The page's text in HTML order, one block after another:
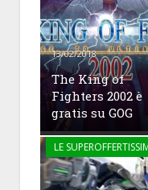
13/02/2018
The King of
Fighters 2002 è
gratis su GOG
LE